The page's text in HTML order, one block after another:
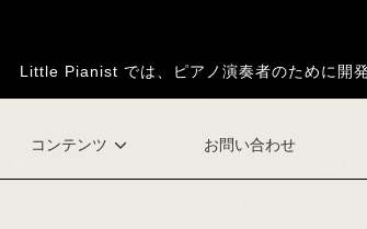
Little Pianist では、ピアノ演奏者のために開
コンテンツ お問い合わせ